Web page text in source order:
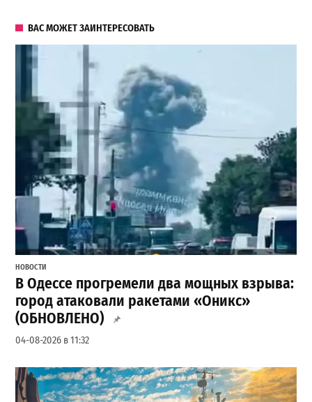
ВАС МОЖЕТ ЗАИНТЕРЕСОВАТЬ
НОВОСТИ
В Одессе прогремели два мощных взрыва:
город атаковали ракетами «Оникс»
(ОБНОВЛЕНО)
04-08-2026 в 11:32